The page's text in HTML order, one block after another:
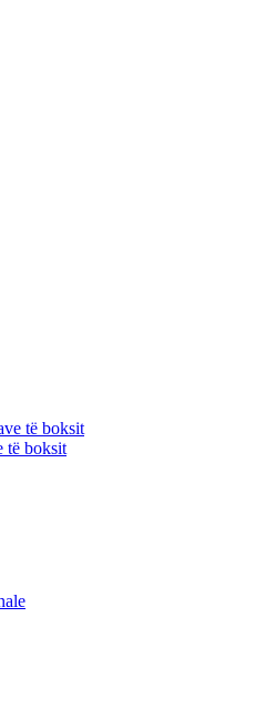
të boksit